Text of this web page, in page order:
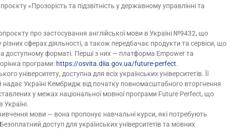
«Прозорість та підзвітність у державному управлінні та
про застосування англійської мови в Україні №9432, що
сферах діяльності, а також передбачає продукти та сервіси, що
доступному форматі. Перші з них — платформа Empower та
програми: https://osvita.diia.gov.ua/future-perfect.
університету, доступна для всіх українських університетів. Її
Україні Кембридж від початку повномасштабного вторгнення
у межах національної мовної програми Future Perfect, що
мови — вона пропонує навчальні курси, які потребують
доступ для українських університетів та мовних